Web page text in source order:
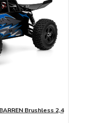
Brushless 2,4